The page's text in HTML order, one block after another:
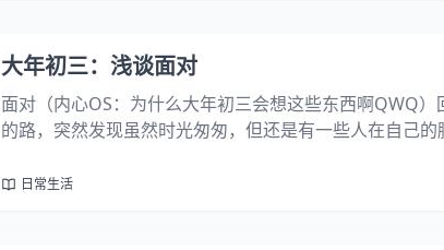
大年初三：浅谈面对
面对（内心OS：为什么大年初三会想这些东西啊QWQ
的路，突然发现虽然时光匆匆，但还是有一些人在自己
想其实有些事情明明已经过去了很久（又好像没有很久）
日常生活